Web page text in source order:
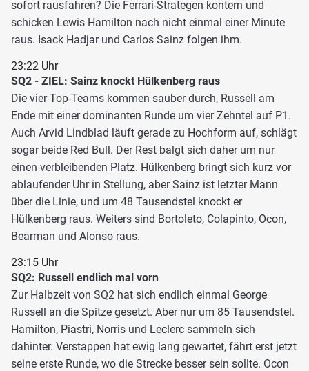
sofort rausfahren? Die Ferrari-Strategen kontern und
schicken Lewis Hamilton nach nicht einmal einer Minute
raus. Isack Hadjar und Carlos Sainz folgen ihm.
23:22 Uhr
SQ2 - ZIEL: Sainz knockt Hülkenberg raus
Die vier Top-Teams kommen sauber durch, Russell am
Ende mit einer dominanten Runde um vier Zehntel auf P1.
Auch Arvid Lindblad läuft gerade zu Hochform auf, schlägt
sogar beide Red Bull. Der Rest balgt sich daher um nur
einen verbleibenden Platz. Hülkenberg bringt sich kurz vor
ablaufender Uhr in Stellung, aber Sainz ist letzter Mann
über die Linie, und um 48 Tausendstel knockt er
Hülkenberg raus. Weiters sind Bortoleto, Colapinto, Ocon,
Bearman und Alonso raus.
23:15 Uhr
SQ2: Russell endlich mal vorn
Zur Halbzeit von SQ2 hat sich endlich einmal George
Russell an die Spitze gesetzt. Aber nur um 85 Tausendstel.
Hamilton, Piastri, Norris und Leclerc sammeln sich
dahinter. Verstappen hat ewig lang gewartet, fährt erst jetzt
seine erste Runde, wo die Strecke besser sein sollte. Ocon